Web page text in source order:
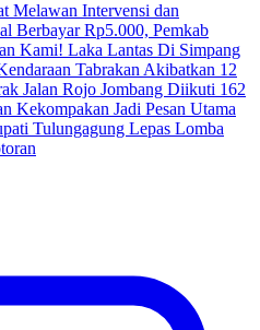
Melawan Intervensi dan
Berbayar Rp5.000, Pemkab
Kami! Laka Lantas Di Simpang
Tabrakan Akibatkan 12
Jalan Rojo Jombang Diikuti 162
Kekompakan Jadi Pesan Utama
Tulungagung Lepas Lomba